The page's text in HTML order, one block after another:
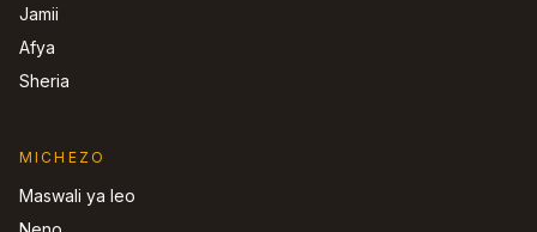
Jamii
Afya
Sheria
MICHEZO
Maswali ya leo